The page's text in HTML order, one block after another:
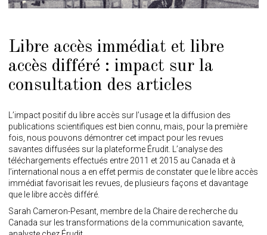
Libre accès immédiat et libre
accès différé : impact sur la
consultation des articles
L’impact positif du libre accès sur l’usage et la diffusion des
publications scientifiques est bien connu, mais, pour la première
fois, nous pouvons démontrer cet impact pour les revues
savantes diffusées sur la plateforme Érudit. L’analyse des
téléchargements effectués entre 2011 et 2015 au Canada et à
l’international nous a en effet permis de constater que le libre accès
immédiat favorisait les revues, de plusieurs façons et davantage
que le libre accès différé.
Sarah Cameron-Pesant, membre de la Chaire de recherche du
Canada sur les transformations de la communication savante,